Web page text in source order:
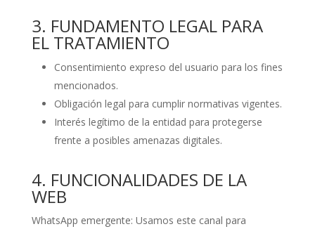
3. FUNDAMENTO LEGAL PARA
EL TRATAMIENTO
Consentimiento expreso del usuario para los fines
mencionados.
Obligación legal para cumplir normativas vigentes.
Interés legítimo de la entidad para protegerse
frente a posibles amenazas digitales.
4. FUNCIONALIDADES DE LA
WEB
WhatsApp emergente: Usamos este canal para